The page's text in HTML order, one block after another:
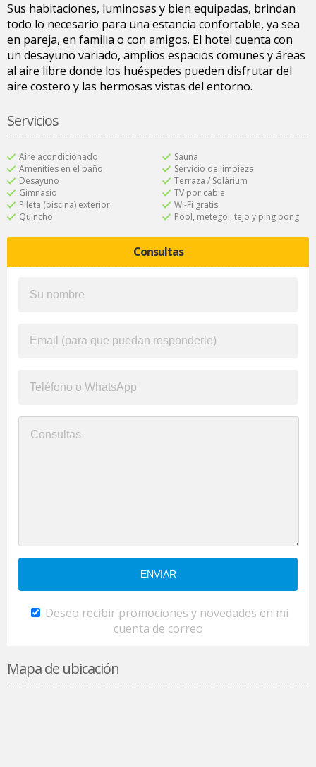
Sus habitaciones, luminosas y bien equipadas, brindan
todo lo necesario para una estancia confortable, ya sea
en pareja, en familia o con amigos. El hotel cuenta con
un desayuno variado, amplios espacios comunes y áreas
al aire libre donde los huéspedes pueden disfrutar del
aire costero y las hermosas vistas del entorno.
Servicios
Aire acondicionado
Amenities en el baño
Desayuno
Gimnasio
Pileta (piscina) exterior
Quincho
Sauna
Servicio de limpieza
Terraza / Solárium
TV por cable
Wi-Fi gratis
Pool, metegol, tejo y ping pong
Consultas
Deseo recibir promociones y novedades en mi
cuenta de correo
Mapa de ubicación